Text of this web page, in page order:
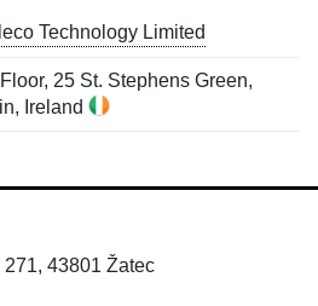
Technology Limited
25 St. Stephens Green,
Ireland
271, 43801 Žatec